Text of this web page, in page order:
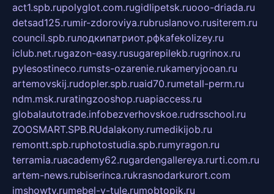
act1.spb.rupolyglot.com.rugidlipetsk.ruooo-driada.ru
detsad125.rumir-zdoroviya.rubruslanovo.rusiterem.ru
council.spb.ruлодкипатриот.рфkafekolizey.ru
iclub.net.rugazon-easy.rusugarepilekb.rugrinox.ru
pylesostineco.rumsts-ozarenie.rukameryjooan.ru
artemovskij.rudopler.spb.ruaid70.rumetall-perm.ru
ndm.msk.ruratingzooshop.ruapiaccess.ru
globalautotrade.infobezverhovskoe.rudrsschool.ru
ZOOSMART.SPB.RUdalakony.rumedikijob.ru
remontt.spb.ruphotostudia.spb.rumyragon.ru
terramia.ruacademy62.rugardengallereya.rurti.com.ru
artem-news.rubiserinca.rukrasnodarkurort.com
imshowtv.rumebel-v-tule.rumobtopik.ru